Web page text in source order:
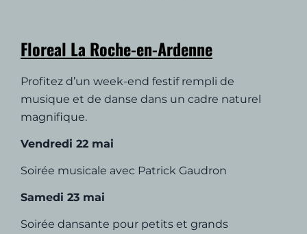
Floreal La Roche-en-Ardenne
Profitez d’un week-end festif rempli de
musique et de danse dans un cadre naturel
magnifique.
Vendredi 22 mai
Soirée musicale avec Patrick Gaudron
Samedi 23 mai
Soirée dansante pour petits et grands